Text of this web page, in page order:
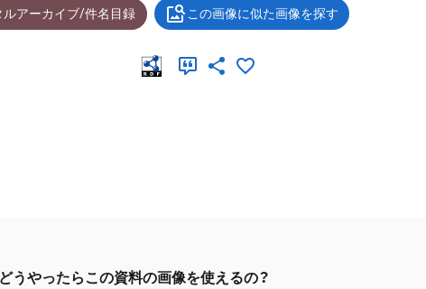
ルアーカイブ/件名目録 この画像に似た画像を探す
どうやったらこの資料の画像を使えるの？